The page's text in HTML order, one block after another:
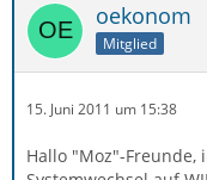
oekonom
Mitglied
15. Juni 2011 um 15:38
Hallo "Moz"-Freunde,